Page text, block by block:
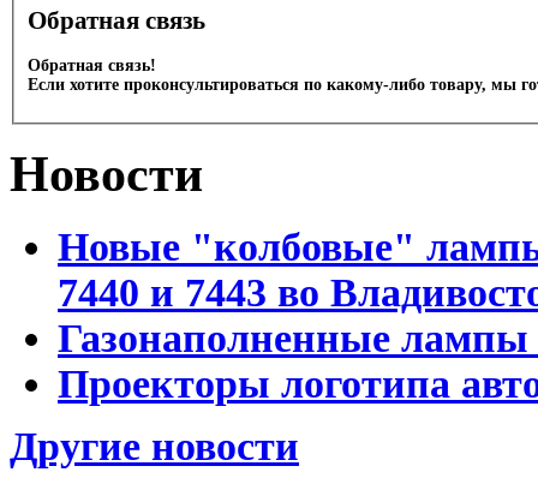
Обратная связь
Обратная связь!
Если хотите проконсультироваться по какому-либо товару, мы
Новости
Новые "колбовые"
7440 и 7443 во
Газонаполненные лампы
Проекторы логотипа
Другие новости